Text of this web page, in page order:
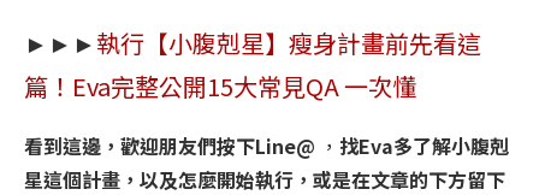
►►►執行【小腹剋星】瘦身計畫前先看這
篇！Eva完整公開15大常見QA 一次懂
看到這邊，歡迎朋友們按下Line@ ， 找Eva多了解小腹剋
星這個計畫，以及怎麼開始執行，或是在文章的下方留下